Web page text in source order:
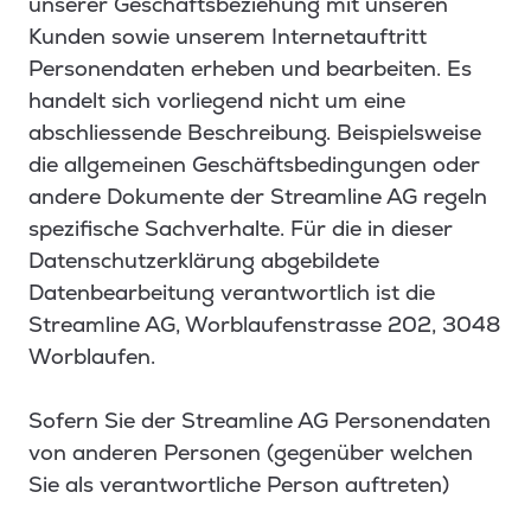
Kunden sowie unserem Internetauftritt
Personendaten erheben und bearbeiten. Es
handelt sich vorliegend nicht um eine
abschliessende Beschreibung. Beispielsweise
die allgemeinen Geschäftsbedingungen oder
andere Dokumente der Streamline AG regeln
spezifische Sachverhalte. Für die in dieser
Datenschutzerklärung abgebildete
Datenbearbeitung verantwortlich ist die
Streamline AG, Worblaufenstrasse 202, 3048
Worblaufen.
Sofern Sie der Streamline AG Personendaten
von anderen Personen (gegenüber welchen
Sie als verantwortliche Person auftreten)